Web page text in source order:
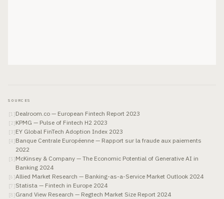
SOURCES
[1 ]Dealroom.co — European Fintech Report 2023
[2]KPMG — Pulse of Fintech H2 2023
[ 3]EY Global FinTech Adoption Index 2023
[4 ]Banque Centrale Européenne — Rapport sur la fraude aux paiements
2022
[5]McKinsey & Company — The Economic Potential of Generative AI in
Banking 2024
[6 ]Allied Market Research — Banking-as-a-Service Market Outlook 2024
[7 ]Statista — Fintech in Europe 2024
[8]Grand View Research — Regtech Market Size Report 2024